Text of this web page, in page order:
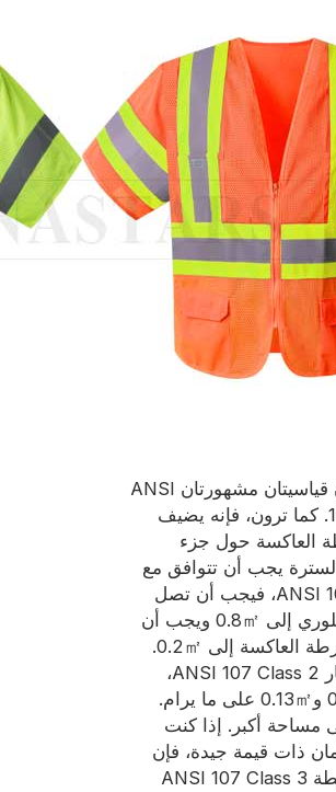
هاتان سترتان أمان قياسيتان مشهورتان ANSI
107-2015 Class 3. كما ترون، فإنه يضيف
العاكسة حول جزء
يجب أن تتوافق مع
معايير ANSI 107 Class 3، فيجب أن تصل
مساحة النسيج الفلوري إلى 0.8㎡ ويجب أن
تصل مساحة الأشرطة العاكسة إلى 0.2㎡.
ولكن بالنسبة لمعيار ANSI 107 Class 2،
سيكون فقط 0.5㎡ و0.13㎡ على ما يرام.
مساحة أكبر. إذا كنت
ذات قيمة جيدة، فإن
سترة الأمان البسيطة ANSI 107 Class 3